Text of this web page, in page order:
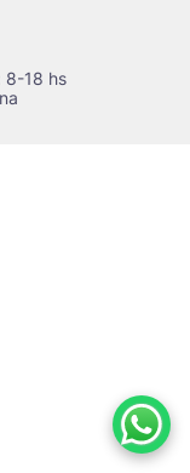
8-18 hs